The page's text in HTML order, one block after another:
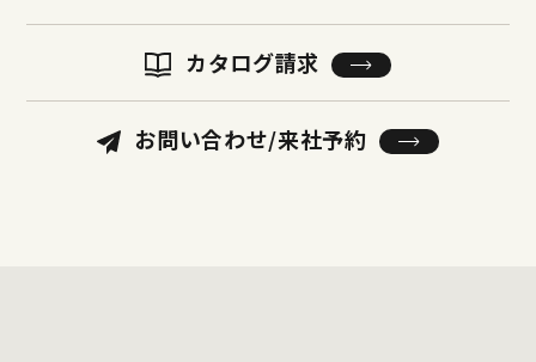
カタログ請求
お問い合わせ/来社予約